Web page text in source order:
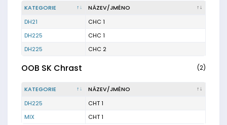
KATEGORIE
NÁZEV/JMÉNO
DH21
CHC 1
DH225
CHC 1
DH225
CHC 2
OOB SK Chrast (2)
KATEGORIE
NÁZEV/JMÉNO
DH225
CHT 1
MIX
CHT 1